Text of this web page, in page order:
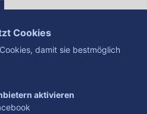
Cookies
damit sie bestmöglich
aktivieren